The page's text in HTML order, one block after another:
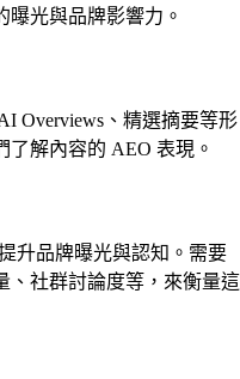
光與品牌影響力。
Overviews、精選摘要等形
解內容的 AEO 表現。
升品牌曝光與認知。需要
、社群討論度等，來衡量這